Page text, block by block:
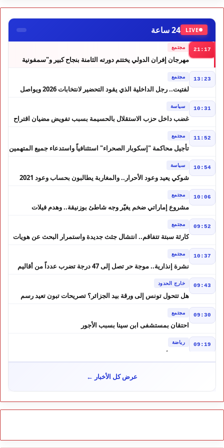
LIVE 24 ساعة
21:17 مجتمع
مهرجان إفران الدولي يختتم دورته الثامنة بنجاح كبير و"سمفونية
13:23 مجتمع
لفتيت.. رجل الداخلية الذي يقود التحضير لانتخابات 2026 ويواصل
10:31 سياسة
غضب داخل حزب الاستقلال بالحسيمة بسبب تفويض مضيان اقتراح
11:52 مجتمع
تأجيل محاكمة "إسكوبار الصحراء" استئنافياً واستدعاء جميع المتهمين
10:54 سياسة
شوكي يعيد وعود الأحرار.. والمغاربة يطالبون بحساب وعود 2021
10:06 مجتمع
مشروع إماراتي ضخم يغيّر وجه شاطئ بوزنيقة.. وهدم فيلات
09:52 مجتمع
كارثة سبتة تتفاقم.. انتشال جثث جديدة واستمرار البحث عن هويات
10:37 مجتمع
نشرة إنذارية.. موجة حر تصل إلى 47 درجة تضرب عدداً من أقاليم
09:43 خارج الحدود
هل تتحول تونس إلى ورقة بيد الجزائر؟ تصريحات تبون تعيد رسم
09:30 مجتمع
احتقان بمستشفى ابن سينا بسبب الأجور
09:19 رياضة
لبؤات الأطلس إلى ربع النهائي في الصدارة
كيف تحولت إشاعة إلى موجة هجرة ؟ حكم المحكمة العليا الإسبانية
أشعل أزمة سبتة
10:46 مجتمع
طقس الاثنين بالمغرب.. أجواء حارة بعدد من المناطق ورعود مرتقبة
عرض كل الأخبار ←